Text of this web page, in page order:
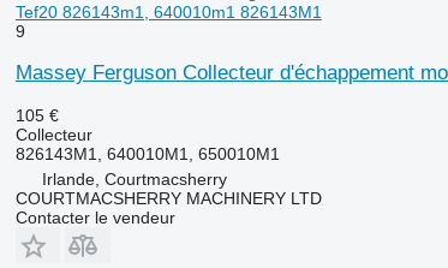
Tef20 826143m1, 640010m1 826143M1
9
Massey Ferguson Collecteur d'échappement
105 €
Collecteur
826143M1, 640010M1, 650010M1
Irlande, Courtmacsherry
COURTMACSHERRY MACHINERY LTD
Contacter le vendeur